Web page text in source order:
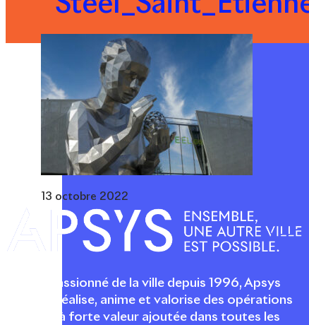
13 octobre 2022
Acteur passionné de la ville depuis 1996, Apsys
conçoit, réalise, anime et valorise des opérations
urbaines à forte valeur ajoutée dans toutes les